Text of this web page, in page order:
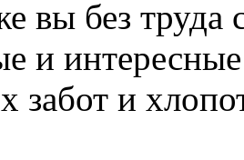
вы без труда
и
забот и